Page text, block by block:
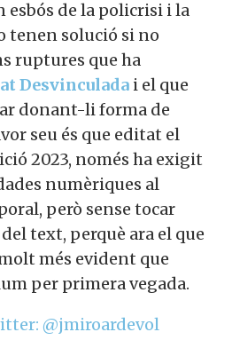
esbós de la policrisi i la
tenen solució si no
ruptures que ha
Desvinculada i el que
donant-li forma de
seu és que editat el
2023, només ha exigit
numèriques al
però sense tocar
text, perquè ara el que
més evident que
per primera vegada.
@jmiroardevol